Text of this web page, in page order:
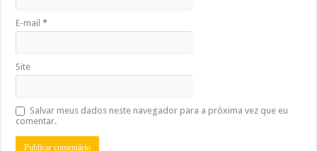
E-mail*
Site
Salvar meus dados neste navegador para a próxima vez que eu
comentar.